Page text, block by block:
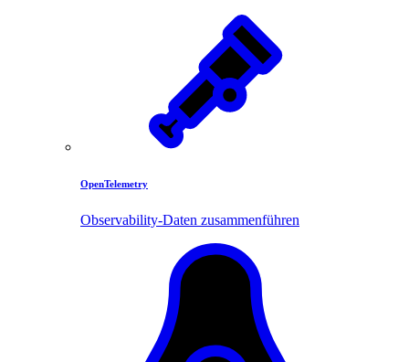
OpenTelemetry
Observability-Daten zusammenführen